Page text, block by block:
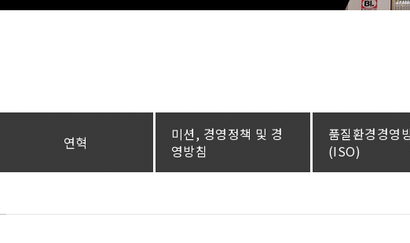
연혁
미션, 경영정책 및 경
영방침
품질환경경영
(ISO)